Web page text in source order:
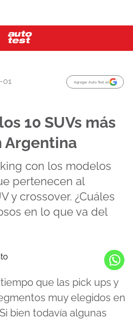
01 Agregar Auto Test en
10 SUVs más
Argentina
con los modelos
pertenecen al
y crossover. ¿Cuáles
en lo que va del
que las pick ups y
muy elegidos en
bien todavía algunas